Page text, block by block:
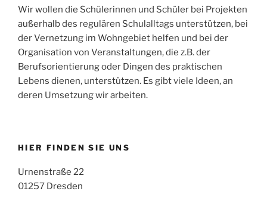
Wir wollen die Schülerinnen und Schüler bei Projekten
außerhalb des regulären Schulalltags unterstützen, bei
der Vernetzung im Wohngebiet helfen und bei der
Organisation von Veranstaltungen, die z.B. der
Berufsorientierung oder Dingen des praktischen
Lebens dienen, unterstützen. Es gibt viele Ideen, an
deren Umsetzung wir arbeiten.
HIER FINDEN SIE UNS
Urnenstraße 22
01257 Dresden